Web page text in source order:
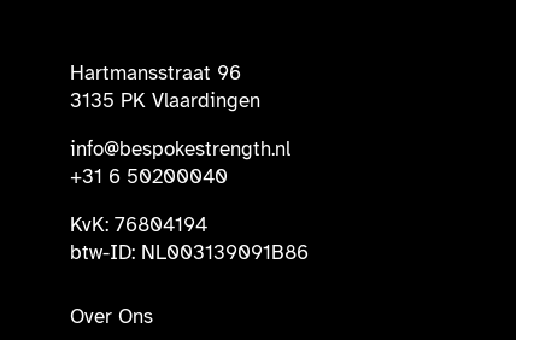
Hartmansstraat 96
3135 PK Vlaardingen
info@bespokestrength.nl
+31 6 50200040
KvK: 76804194
btw-ID: NL003139091B86
Over Ons